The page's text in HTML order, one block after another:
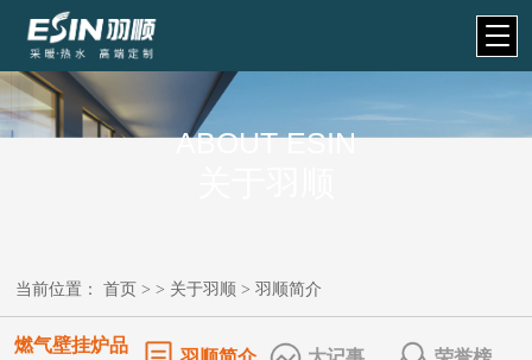
ABOUT ESIN
当前位置：首页 > > 关于羽顺 >羽顺简介
燃气壁挂炉品